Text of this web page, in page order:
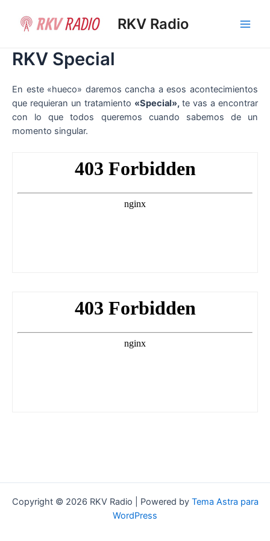
contenido
RKV Radio
RKV Special
En este «hueco» daremos cancha a esos acontecimientos
que requieran un tratamiento «Special», te vas a encontrar
con lo que todos queremos cuando sabemos de un
momento singular.
Copyright © 2026 RKV Radio | Powered by Tema Astra para
WordPress